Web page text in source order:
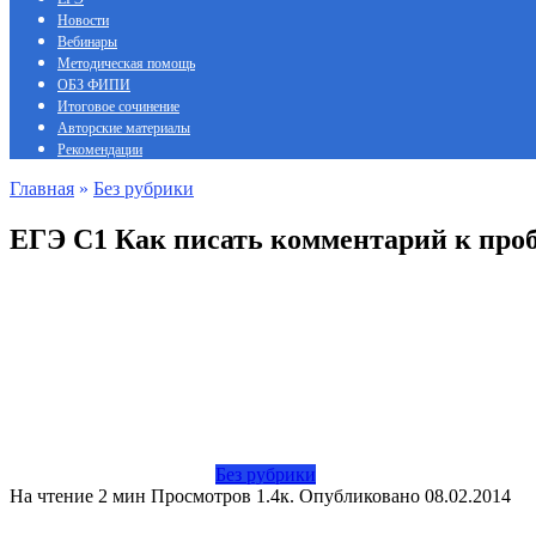
Новости
Вебинары
Методическая помощь
ОБЗ ФИПИ
Итоговое сочинение
Авторские материалы
Рекомендации
Главная » Без рубрики
ЕГЭ С1 Как писать комментарий к
Без рубрики
На чтение 2 мин Просмотров 1.4к. Опубликовано 08.02.2014